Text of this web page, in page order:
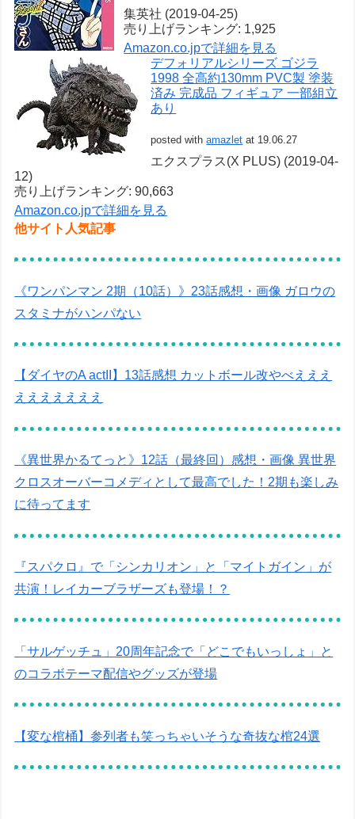
集英社 (2019-04-25)
売り上げランキング: 1,925
Amazon.co.jpで詳細を見る
デフォリアルシリーズ ゴジラ
1998 全高約130mm PVC製 塗装
済み 完成品 フィギュア 一部組立
あり
posted withamazlet at 19.06.27
エクスプラス(X PLUS) (2019-04-
12)
売り上げランキング: 90,663
Amazon.co.jpで詳細を見る
他サイト人気記事
《ワンパンマン 2期（10話）》23話感想・画像 ガロウの
スタミナがハンパない
【ダイヤのA actII】13話感想 カットボール改やべえええ
えええええええ
《異世界かるてっと》12話（最終回）感想・画像 異世界
クロスオーバーコメディとして最高でした！2期も楽しみ
に待ってます
『スパクロ』で「シンカリオン」と「マイトガイン」が
共演！レイカーブラザーズも登場！？
「サルゲッチュ」20周年記念で「どこでもいっしょ」と
のコラボテーマ配信やグッズが登場
【変な棺桶】参列者も笑っちゃいそうな奇抜な棺24選